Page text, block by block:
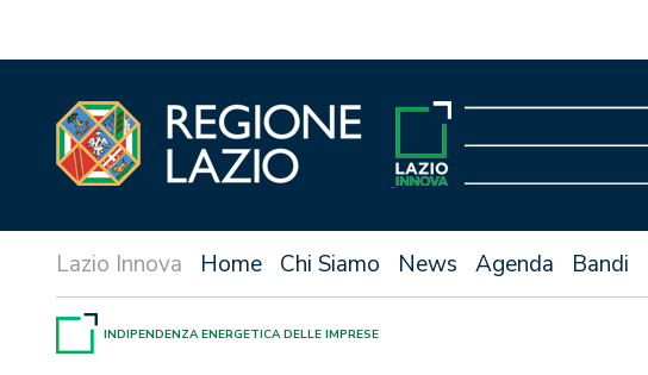
Home Chi Siamo News Agenda Bandi
INDIPENDENZA ENERGETICA DELLE IMPRESE